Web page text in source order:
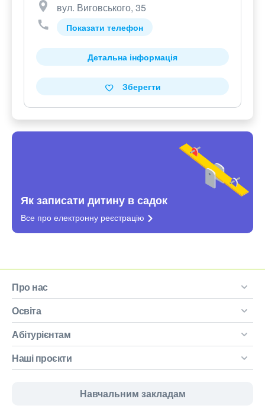
вул. Виговського, 35
Показати телефон
Детальна інформація
Зберегти
Як записати дитину в садок
Все про електронну реєстрацію
Про нас
Освіта
Абітурієнтам
Наші проєкти
Навчальним закладам